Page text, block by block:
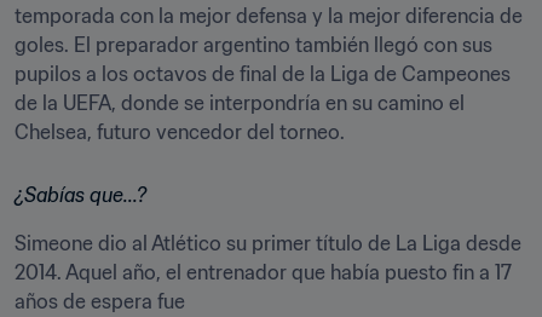
temporada con la mejor defensa y la mejor diferencia de
goles. El preparador argentino también llegó con sus
pupilos a los octavos de final de la Liga de Campeones
de la UEFA, donde se interpondría en su camino el
Chelsea, futuro vencedor del torneo.
¿Sabías que...?
Simeone dio al Atlético su primer título de La Liga desde
2014. Aquel año, el entrenador que había puesto fin a 17
años de espera fue